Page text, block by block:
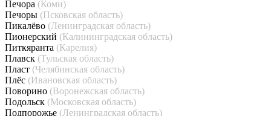
Печора (Коми)
Печоры (Псковская область)
Пикалёво (Ленинградская область)
Пионерский (Калининградская область)
Питкяранта (Карелия)
Плавск (Тульская область)
Пласт (Челябинская область)
Плёс (Ивановская область)
Поворино (Воронежская область)
Подольск (Московская область)
Подпорожье (Ленинградская область)